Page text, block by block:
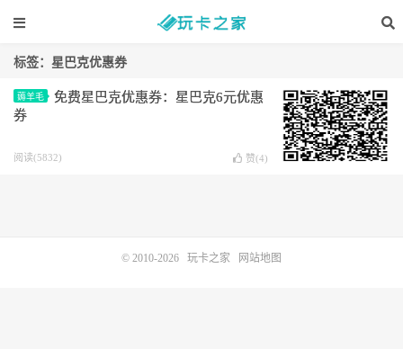
标签：星巴克优惠券
薅羊毛
免费星巴克优惠券：星巴克6元优惠
券
阅读(5832) 赞(4)
© 2010-2026 玩卡之家 网站地图